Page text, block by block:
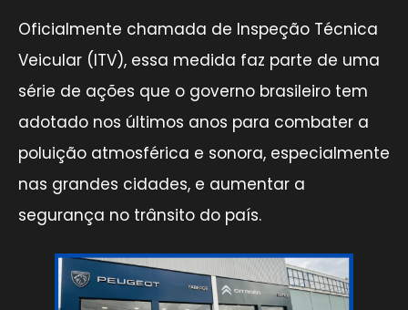
Oficialmente chamada de Inspeção Técnica
Veicular (ITV), essa medida faz parte de uma
série de ações que o governo brasileiro tem
adotado nos últimos anos para combater a
poluição atmosférica e sonora, especialmente
nas grandes cidades, e aumentar a
segurança no trânsito do país.